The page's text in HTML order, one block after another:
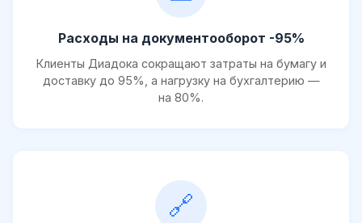
Расходы на документооборот -95%
Клиенты Диадока сокращают затраты на бумагу и
доставку до 95%, а нагрузку на бухгалтерию —
на 80%.
🔗